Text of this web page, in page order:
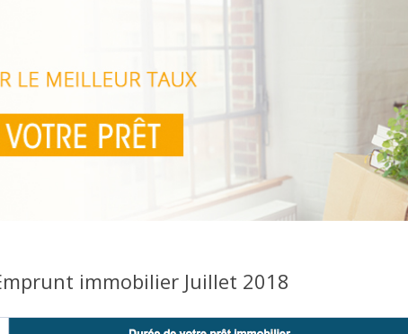
immobilier Juillet 2018